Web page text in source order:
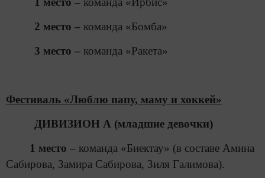
2 место – команда «Бомба»
3 место – команда «Ракета»
Фестиваль «Люблю папу, маму и хоккей»
ДИВИЗИОН А (младшие девочки)
1 место – команда «Биектау» (в составе Амина
Сабирова, Замира Сабирова, Зиля Галимова).